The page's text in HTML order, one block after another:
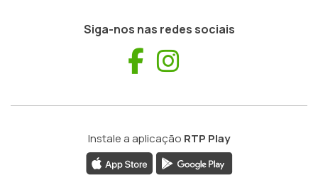
Siga-nos nas redes sociais
Facebook
Instale a aplicação RTP Play